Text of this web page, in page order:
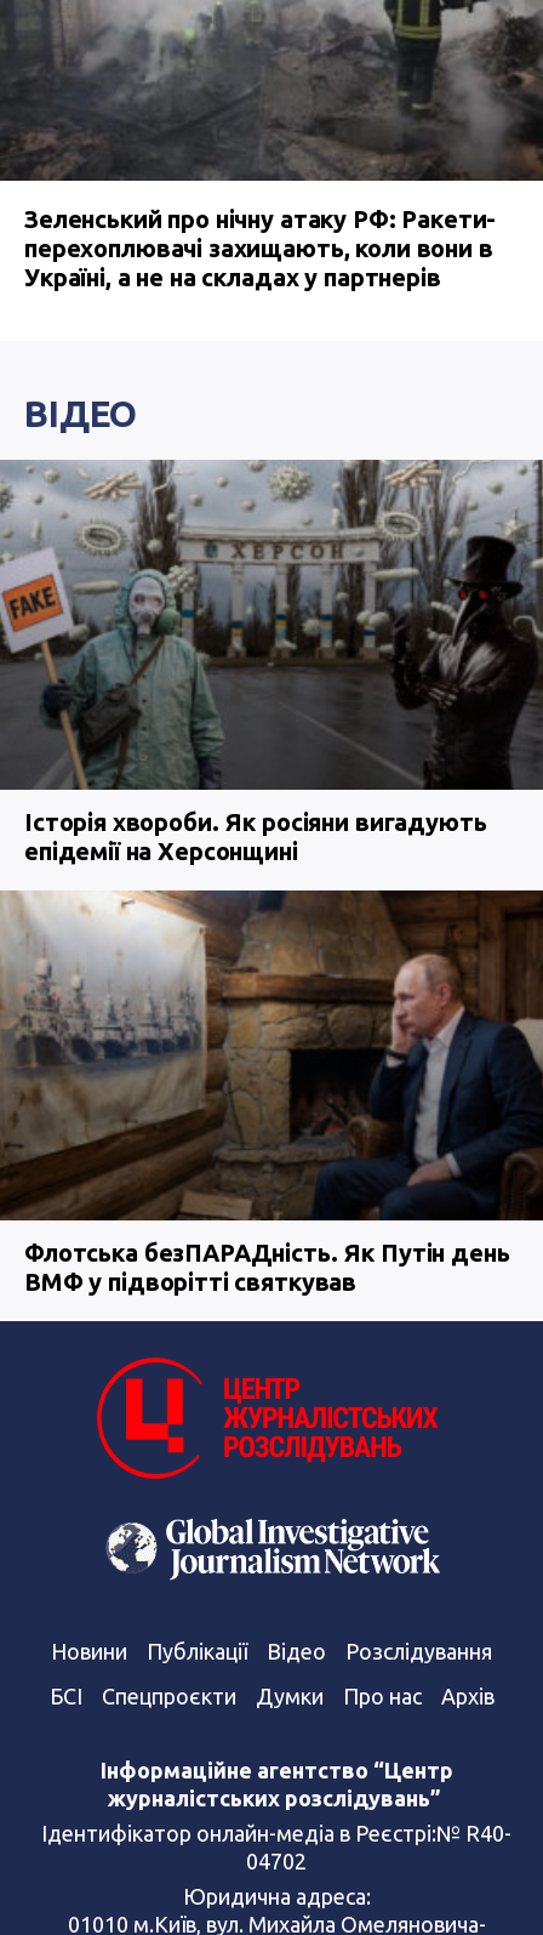
Зеленський про нічну атаку РФ: Ракети-
перехоплювачі захищають, коли вони в
Україні, а не на складах у партнерів
ВІДЕО
Історія хвороби. Як росіяни вигадують
епідемії на Херсонщині
Флотська безПАРАДність. Як Путін день
ВМФ у підворітті святкував
Новини Публікації Відео
Розслідування
БСІ
Спецпроєкти Думки Про нас Архів
Інформаційне агентство “Центр
журналістських розслідувань”
Ідентифікатор онлайн-медіа в Реєстрі:№ R40-
04702
Юридична адреса:
01010 м.Київ, вул. Михайла Омеляновича-